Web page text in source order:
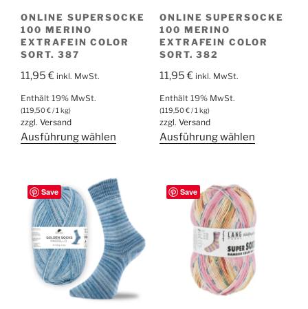
gewählt
gewählt
werden
ONLINE SUPERSOCKE
100 MERINO
EXTRAFEIN COLOR
SORT. 387
11,95€ inkl. MwSt.
Enthält 19% MwSt.
(119,50€/ 1 kg)
zzgl. Versand
Ausführung wählen
mehrere
Varianten
auf.
Die
Optionen
können
auf
der
ONLINE SUPERSOCKE
100 MERINO
EXTRAFEIN COLOR
SORT. 382
11,95€ inkl. MwSt.
Enthält 19% MwSt.
(119,50€/ 1 kg)
zzgl. Versand
Ausführung wählenDieses
Varianten
Die
Optionen
können
Save Save